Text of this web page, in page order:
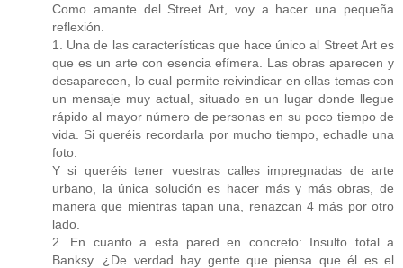
Como amante del Street Art, voy a hacer una pequeña
reflexión.
1. Una de las características que hace único al Street Art es
que es un arte con esencia efímera. Las obras aparecen y
desaparecen, lo cual permite reivindicar en ellas temas con
un mensaje muy actual, situado en un lugar donde llegue
rápido al mayor número de personas en su poco tiempo de
vida. Si queréis recordarla por mucho tiempo, echadle una
foto.
Y si queréis tener vuestras calles impregnadas de arte
urbano, la única solución es hacer más y más obras, de
manera que mientras tapan una, renazcan 4 más por otro
lado.
2. En cuanto a esta pared en concreto: Insulto total a
Banksy. ¿De verdad hay gente que piensa que él es el